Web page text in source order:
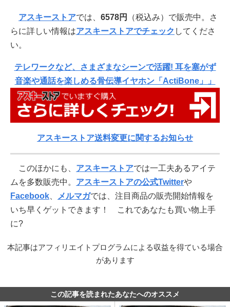
アスキーストアでは、 6578円
（税込み）で販売中。さ
らに詳しい情報はアスキーストアでチェック してくださ
い。
テレワークなど、さまざまなシーンで活躍! 耳を塞がず
音楽や通話を楽しめる骨伝導イヤホン「ActiBone」」
アスキーストア送料変更に関するお知らせ
このほかにも、 アスキーストアでは一工夫あるアイテ
ムを多数販売中。 アスキーストアの公式Twitterや
Facebook
メルマガでは、注目商品の販売開始情報を
いち早くゲットできます！ これであなたも買い物上手
に?
本記事はアフィリエイトプログラムによる収益を得ている場合
があります
この記事を読まれたあなたへのオススメ